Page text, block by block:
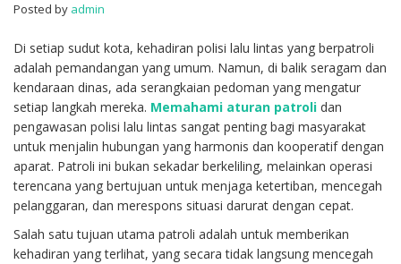
Posted by admin
Di setiap sudut kota, kehadiran polisi lalu lintas yang berpatroli
adalah pemandangan yang umum. Namun, di balik seragam dan
kendaraan dinas, ada serangkaian pedoman yang mengatur
setiap langkah mereka. Memahami aturan patroli dan
pengawasan polisi lalu lintas sangat penting bagi masyarakat
untuk menjalin hubungan yang harmonis dan kooperatif dengan
aparat. Patroli ini bukan sekadar berkeliling, melainkan operasi
terencana yang bertujuan untuk menjaga ketertiban, mencegah
pelanggaran, dan merespons situasi darurat dengan cepat.
Salah satu tujuan utama patroli adalah untuk memberikan
kehadiran yang terlihat, yang secara tidak langsung mencegah